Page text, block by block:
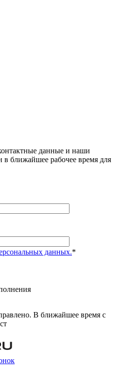
данные и наши
в ближайшее рабочее время для
данных.*
В ближайшее время с